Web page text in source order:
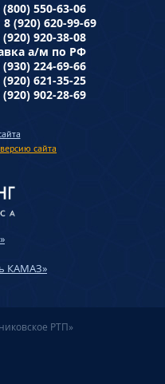
(800) 550-63-06
8 (920) 620-99-69
(920) 920-38-08
а/м по РФ
(930) 224-69-66
(920) 621-35-25
(920) 902-28-69
сайта
КАМАЗ»
РТП»